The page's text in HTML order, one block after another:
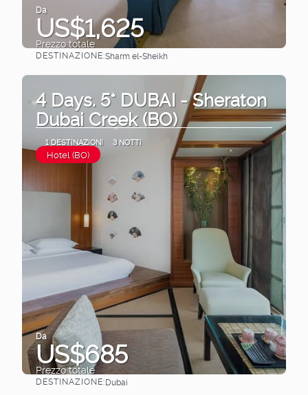
Da
US$1,625
Prezzo totale
Vedere
DESTINAZIONE:Sharm el-Sheikh
4 Days. 5* DUBAI - Sheraton
Dubai Creek (BO)
1 DESTINAZIONI 3 NOTTI
Hotel (BO)
Da
US$685
Prezzo totale
DESTINAZIONE:Dubai